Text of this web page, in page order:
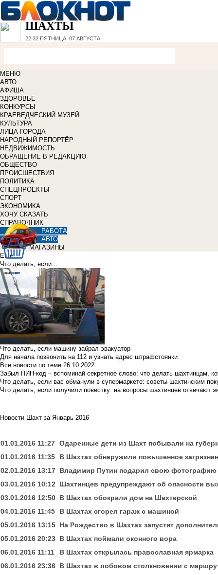
ШАХТЫ
22:32 ПЯТНИЦА, 07 АВГУСТА
МЕНЮ
АВТО
АФИША
ЗДОРОВЬЕ
КОНКУРСЫ
КРАЕВЕДЧЕСКИЙ МУЗЕЙ
КУЛЬТУРА
ЛИЦА ГОРОДА
НАРОДНЫЙ РЕПОРТЁР
НЕДВИЖИМОСТЬ
ОБРАЩЕНИЕ В РЕДАКЦИЮ
ОБЩЕСТВО
ПРОИСШЕСТВИЯ
ПОЛИТИКА
СПЕЦПРОЕКТЫ
СПОРТ
ЭКОНОМИКА
ХОЧУ СКАЗАТЬ
СПРАВОЧНИК
РАБОТА
АВТО
МАГАЗИНЫ
Еще
Что делать, если...
Что делать, если машину забрал эвакуатор
Для начала позвонить на 112 и узнать адрес штрафстоянки
Все новости по теме 26.10.2022
Забыл ПИН-код – вспоминай секретное слово: что делать шахтинцам,
Что делать, если вас обманули в супермаркете: советы шахтинским
Что делать, если получили повестку: на вопросы шахтинцев отвечают
Новости Шахт за Январь 2016
01.01.2016 11:27 Одаренные дети из Шахт побывали на
01.01.2016 11:35
В Шахтах обнаружили повышенное
02.01.2016 13:17 Владимир Путин подарил свою
03.01.2016 10:12 Шахтинцев предупреждают об опасности
03.01.2016 12:50 В Шахтах обокрали дом на Шахтерской
04.01.2016 11:45
В Шахтах сгорел гараж с машиной
05.01.2016 13:15 На Рождество в Шахтах запустят
05.01.2016 20:23 В Шахтах поймали оконного вора
06.01.2016 11:11
В Шахтах открылась православная ярмарка
06.01.2016 23:36 В Шахтах в лобовом столкновении с